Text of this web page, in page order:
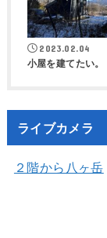
2023.02.04
小屋を建てたい。
ライブカメラ
２階から八ヶ岳